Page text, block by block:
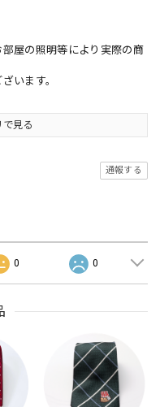
屋の照明等により実際の商
います。
で見る
通報する
0 0